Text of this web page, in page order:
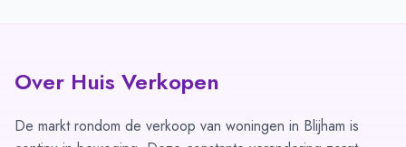
Over Huis Verkopen
De markt rondom de verkoop van woningen in Blijham is